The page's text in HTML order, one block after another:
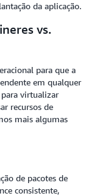
da aplicação.
vs.
para que a
em qualquer
virtualizar
recursos de
mais algumas
de pacotes de
consistente,